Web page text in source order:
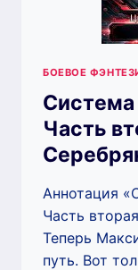
БОЕВОЕ
Система
Часть
Аннотация
Часть
Теперь
путь. Вот